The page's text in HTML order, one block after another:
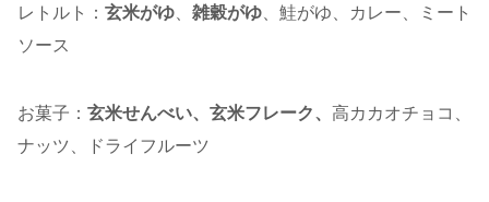
レトルト： 玄米がゆ 雑穀がゆ 、鮭がゆ、カレー、ミート
ソース
お菓子： 玄米せんべい、玄米フレーク、 高カカオチョコ、
ナッツ、ドライフルーツ